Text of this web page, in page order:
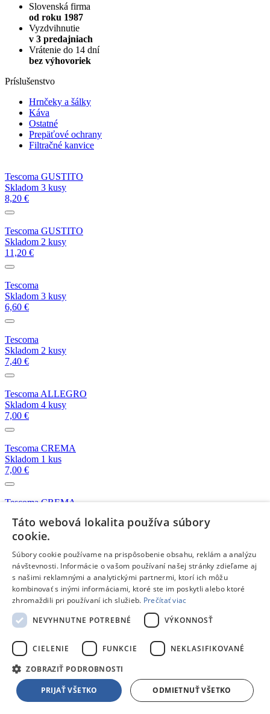
Slovenská firma
od roku 1987
Vyzdvihnutie
v 3 predajniach
Vrátenie do 14 dní
bez výhovoriek
Príslušenstvo
Hrnčeky a šálky
Káva
Ostatné
Prepäťové ochrany
Filtračné kanvice
Tescoma GUSTITO
Skladom 3 kusy
8,20 €
Tescoma GUSTITO
Skladom 2 kusy
11,20 €
Tescoma
Skladom 3 kusy
6,60 €
Tescoma
Skladom 2 kusy
7,40 €
Tescoma ALLEGRO
Skladom 4 kusy
7,00 €
Tescoma CREMA
Skladom 1 kus
7,00 €
Tescoma CREMA
10,30 €
Tescoma CREMA
Skladom 4 kusy
12,80 €
Tescoma CREMA
Skladom 5 a viac kusov
Viac kompatibilných produktov z kategórie:Hrnčeky a šálky
Dallmayr Espresso Barista 1kg
Skladom 4 kusy
27,90 €
Táto webová lokalita používa súbory
cookie.
Súbory cookie používame na prispôsobenie obsahu, reklám a analýzu
návštevnosti. Informácie o vašom používaní našej stránky zdieľame aj
s našimi reklamnými a analytickými partnermi, ktorí ich môžu
kombinovať s inými informáciami, ktoré ste im poskytli alebo ktoré
zhromaždili pri používaní ich služieb. Prečítať viac
NEVYHNUTNE POTREBNÉ
VÝKONNOSŤ
CIELENIE FUNKCIE NEKLASIFIKOVANÉ
ZOBRAZIŤ PODROBNOSTI
PRIJAŤ VŠETKO ODMIETNUŤ VŠETKO